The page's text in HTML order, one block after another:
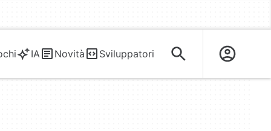
IA Novità Sviluppatori